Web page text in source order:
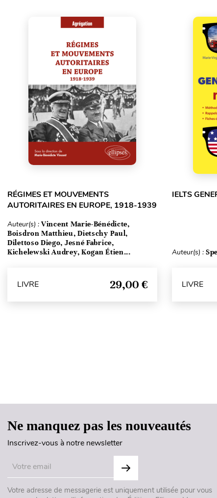
RÉGIMES ET MOUVEMENTS
AUTORITAIRES EN EUROPE, 1918-1939
Auteur(s) : Vincent Marie-Bénédicte,
Boisdron Matthieu, Dietschy Paul,
Dilettoso Diego, Jesné Fabrice,
Kichelewski Audrey, Kogan Étien...
LIVRE 29,00 €
IELTS
Auteur(s) :
LIVRE
Ne manquez pas les nouveautés
Inscrivez-vous à notre newsletter
Votre adresse de messagerie est uniquement utilisée pour vous